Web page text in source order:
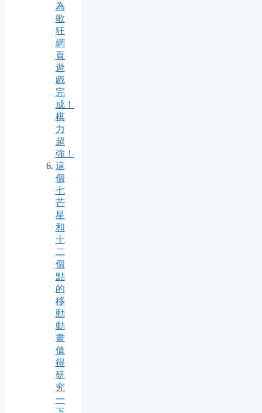
為
歌
狂
網
頁
遊
戲
完
成！
棋
力
超
強！
這
個
七
芒
星
和
十
二
個
點
的
移
動
動
畫
值
得
研
究
一